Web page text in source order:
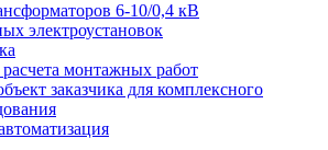
6-10/0,4 кВ
электроустановок
монтажных работ
заказчика для комплексного